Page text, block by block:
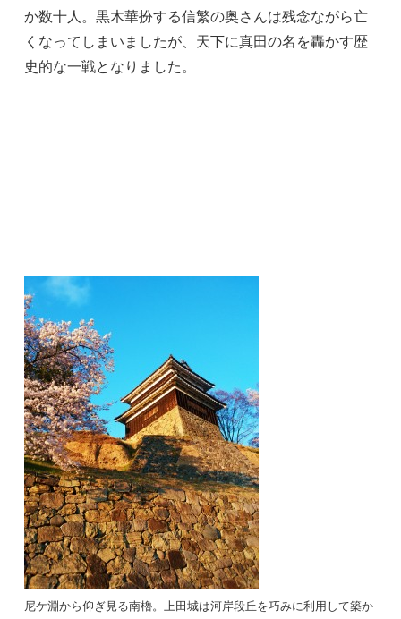
か数十人。黒木華扮する信繁の奥さんは残念ながら亡
くなってしまいましたが、天下に真田の名を轟かす歴
史的な一戦となりました。
尼ケ淵から仰ぎ見る南櫓。上田城は河岸段丘を巧みに利用して築か